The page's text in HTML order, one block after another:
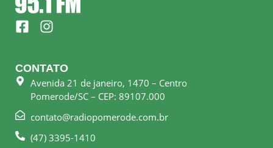
F
a
e
b
o
k
I
n
t
a
g
r
a
m
CONTATO
Avenida 21 de janeiro, 1470 – Centro
Pomerode/SC – CEP: 89107.000
contato@radiopomerode.com.br
(47) 3395-1410